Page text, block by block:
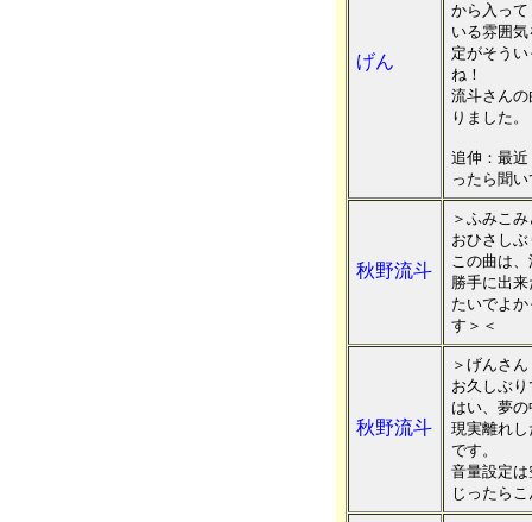
げん
から入っ
いる雰囲
定がそう
ね！
流斗さん
りました。
追伸：最
ったら聞
秋野流斗
＞ふみこ
おひさし
この曲は
勝手に出
たいでよ
す＞＜
秋野流斗
＞げんさん
お久しぶ
はい、夢
現実離れ
です。
音量設定は
じったら